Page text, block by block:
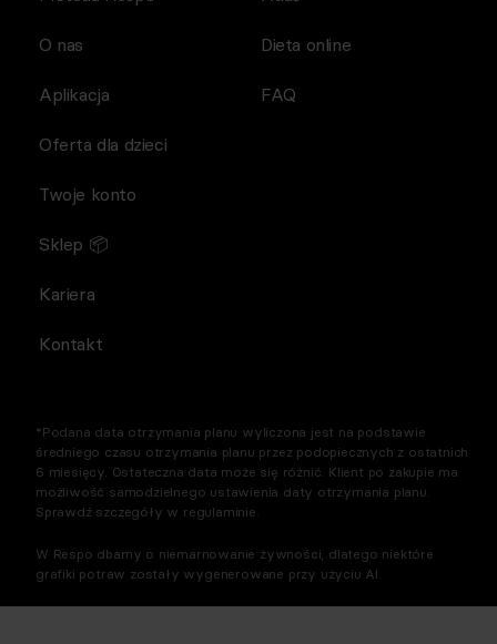
O nas
Aplikacja
Dieta online
FAQ
Oferta dla dzieci
Twoje konto
Sklep 📦
Kariera
Kontakt
*Podana data otrzymania planu wyliczona jest na podstawie
średniego czasu otrzymania planu przez podopiecznych z ostatnich
6 miesięcy. Ostateczna data może się różnić. Klient po zakupie ma
możliwość samodzielnego ustawienia daty otrzymania planu.
Sprawdź szczegóły w regulaminie.
W Respo dbamy o niemarnowanie żywności, dlatego niektóre
grafiki potraw zostały wygenerowane przy użyciu AI.